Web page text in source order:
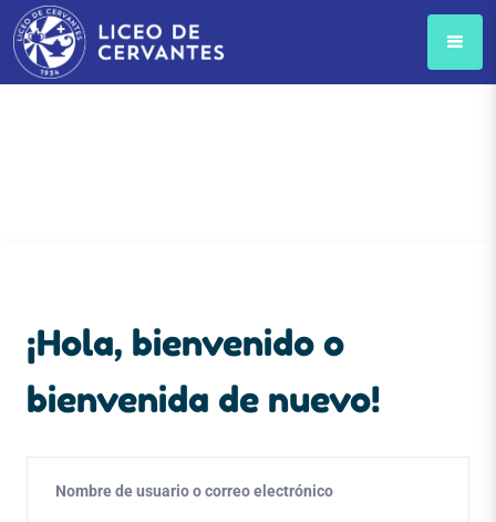
¡Hola, bienvenido o
bienvenida de nuevo!